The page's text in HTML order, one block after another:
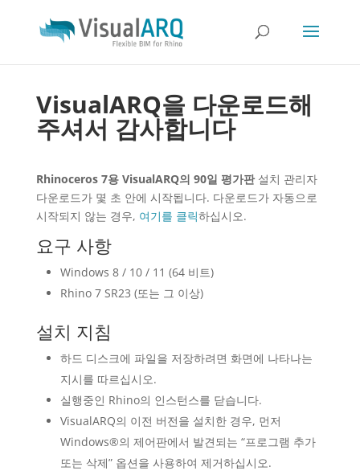
VisualARQ을 다운로드해
주셔서 감사합니다
Rhinoceros 7용 VisualARQ의 90일 평가판설치 관리자
다운로드가 몇 초 안에 시작됩니다. 다운로드가 자동으로
시작되지 않는 경우, 여기를 클릭하십시오.
요구 사항
Windows 8 / 10 / 11 (64 비트)
Rhino 7 SR23 (또는 그 이상)
설치 지침
하드 디스크에 파일을 저장하려면 화면에 나타나는
지시를 따르십시오.
실행중인 Rhino의 인스턴스를 닫습니다.
VisualARQ의 이전 버전을 설치한 경우, 먼저
Windows®의 제어판에서 발견되는 “프로그램 추가
또는 삭제” 옵션을 사용하여 제거하십시오.